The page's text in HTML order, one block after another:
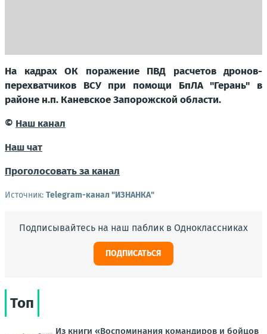
На кадрах ОК поражение ПВД расчетов дронов-
перехватчиков ВСУ при помощи БпЛА "Герань" в
районе н.п. Каневское Запорожской области.
© Наш канал
Наш чат
Проголосовать за канал
Источник: Telegram-канал "ИЗНАНКА"
Подписывайтесь на наш паблик в Одноклассниках
ПОДПИСАТЬСЯ
Топ
Из книги «Воспоминания командиров и бойцов